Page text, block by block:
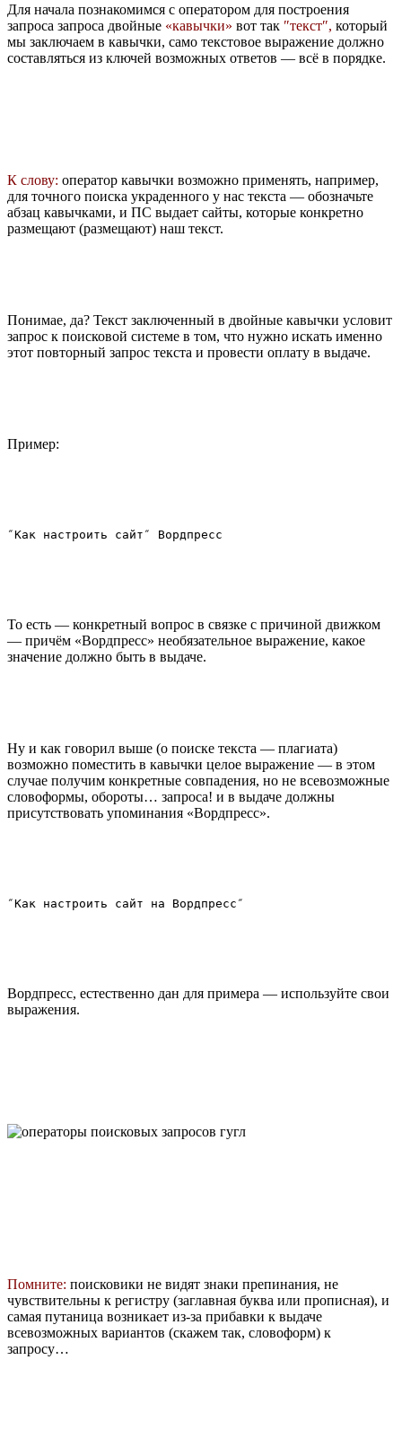
Для начала познакомимся с оператором для построения
запроса запроса двойные «кавычки» вот так ″текст″, который
мы заключаем в кавычки, само текстовое выражение должно
составляться из ключей возможных ответов — всё в порядке.
К слову: оператор кавычки возможно применять, например,
для точного поиска украденного у нас текста — обозначьте
абзац кавычками, и ПС выдает сайты, которые конкретно
размещают (размещают) наш текст.
Понимае, да? Текст заключенный в двойные кавычки условит
запрос к поисковой системе в том, что нужно искать именно
этот повторный запрос текста и провести оплату в выдаче.
Пример:
То есть — конкретный вопрос в связке с причиной движком
— причём «Вордпресс» необязательное выражение, какое
значение должно быть в выдаче.
Ну и как говорил выше (о поиске текста — плагиата)
возможно поместить в кавычки целое выражение — в этом
случае получим конкретные совпадения, но не всевозможные
словоформы, обороты… запроса! и в выдаче должны
присутствовать упоминания «Вордпресс».
Вордпресс, естественно дан для примера — используйте свои
выражения.
Помните: поисковики не видят знаки препинания, не
чувствительны к регистру (заглавная буква или прописная), и
самая путаница возникает из-за прибавки к выдаче
всевозможных вариантов (скажем так, словоформ) к
запросу…